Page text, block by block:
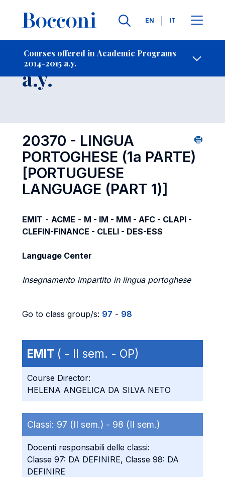
Languages
EN IT
Courses offered in Academic Programs
2014-2015 a.y.
- Contact Us
Course 2014-2015
a.y.
20370 - LINGUA
PORTOGHESE (1a PARTE)
[PORTUGUESE
LANGUAGE (PART 1)]
EMIT - ACME - M - IM - MM - AFC - CLAPI -
CLEFIN-FINANCE - CLELI - DES-ESS
Language Center
Insegnamento impartito in lingua portoghese
Go to class group/s: 97 - 98
EMIT ( - II sem. - OP)
Course Director:
HELENA ANGELICA DA SILVA NETO
Classi: 97 (II sem.) - 98 (II sem.)
Docenti responsabili delle classi:
Classe 97: DA DEFINIRE, Classe 98: DA
DEFINIRE